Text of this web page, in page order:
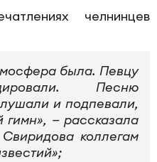
челнинцев
была. Певцу
Песню
и подпевали,
гимн», — рассказала
коллегам